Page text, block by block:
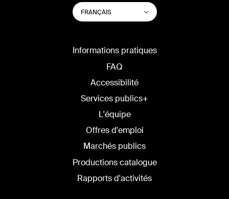
CHANGER
LA
LANGUE
FRANÇAIS Lister les actions
Informations pratiques
FAQ
Accessibilité
Services publics+
L'équipe
Offres d'emploi
Marchés publics
Productions catalogue
Rapports d'activités